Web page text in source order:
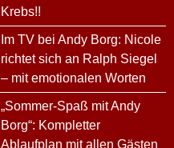
Krebs!!
Im TV bei Andy Borg: Nicole
richtet sich an Ralph Siegel
– mit emotionalen Worten
„Sommer-Spaß mit Andy
Borg“: Kompletter
Ablaufplan mit allen Gästen